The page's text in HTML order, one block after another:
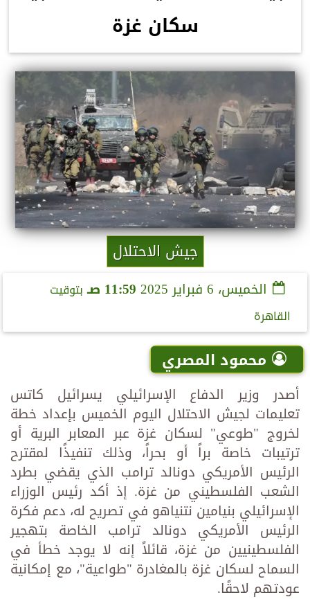
سكان غزة
جيش الاحتلال
الخميس، 6 فبراير 2025 11:59 صـ
بتوقيت
القاهرة
محمود المصري
أصدر وزير الدفاع الإسرائيلي يسرائيل كاتس
تعليمات لجيش الاحتلال اليوم الخميس بإعداد خطة
لخروج "طوعي" لسكان غزة عبر المعابر البرية أو
ترتيبات خاصة براً أو بحراً، وذلك تنفيذًا لمقترح
الرئيس الأمريكي دونالد ترامب الذي يقضي بطرد
الشعب الفلسطيني من غزة. إذ أكد رئيس الوزراء
الإسرائيلي بنيامين نتنياهو في تصريح له، دعم فكرة
الرئيس الأمريكي دونالد ترامب الخاصة بتهجير
الفلسطينيين من غزة، قائلاً إنه لا يوجد خطأ في
السماح لسكان غزة بالمغادرة "طواعية"، مع إمكانية
عودتهم لاحقًا.